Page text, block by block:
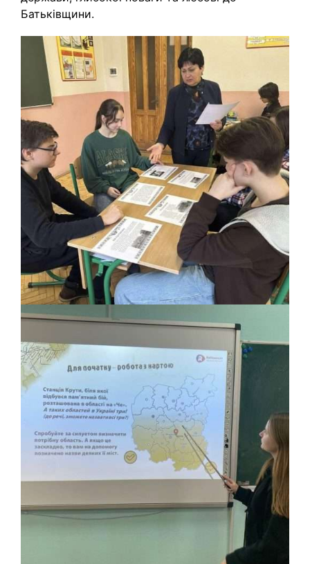
Батьківщини.